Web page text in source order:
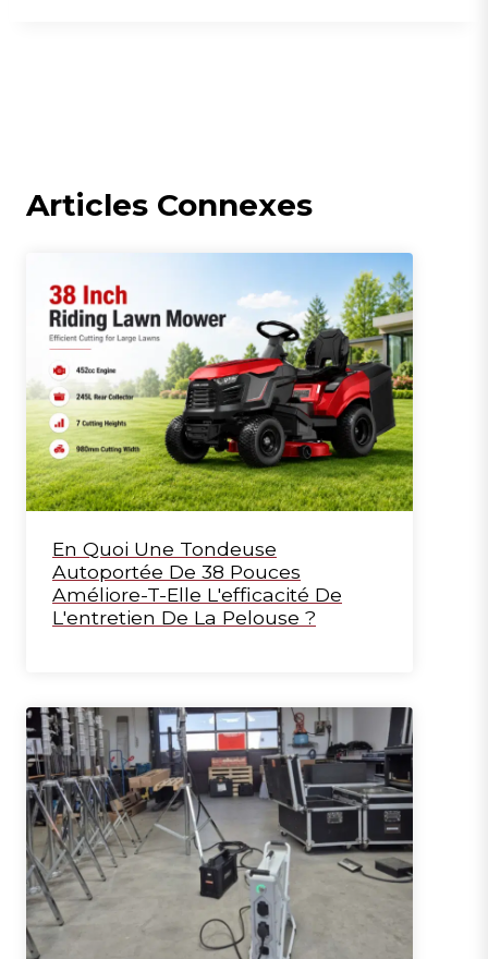
Articles Connexes
En Quoi Une Tondeuse
Autoportée De 38 Pouces
Améliore-T-Elle L'efficacité De
L'entretien De La Pelouse ?